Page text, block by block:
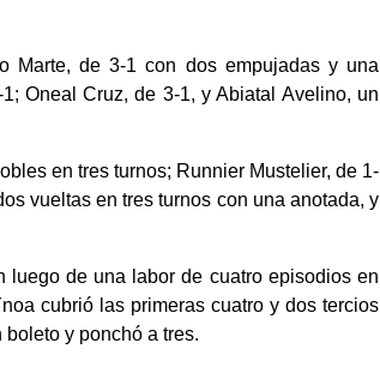
Marte, de 3-1 con dos empujadas y una
Oneal Cruz, de 3-1, y Abiatal Avelino, un
en tres turnos; Runnier Mustelier, de 1-
vueltas en tres turnos con una anotada, y
de una labor de cuatro episodios en
cubrió las primeras cuatro y dos tercios
y ponchó a tres.